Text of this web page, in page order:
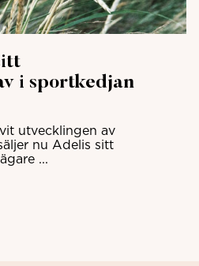
i sportkedjan
utvecklingen av
nu Adelis sitt
...